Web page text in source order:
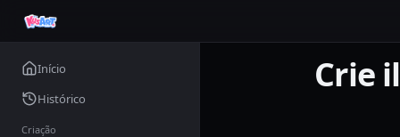
Início
Histórico
Criação
Crie